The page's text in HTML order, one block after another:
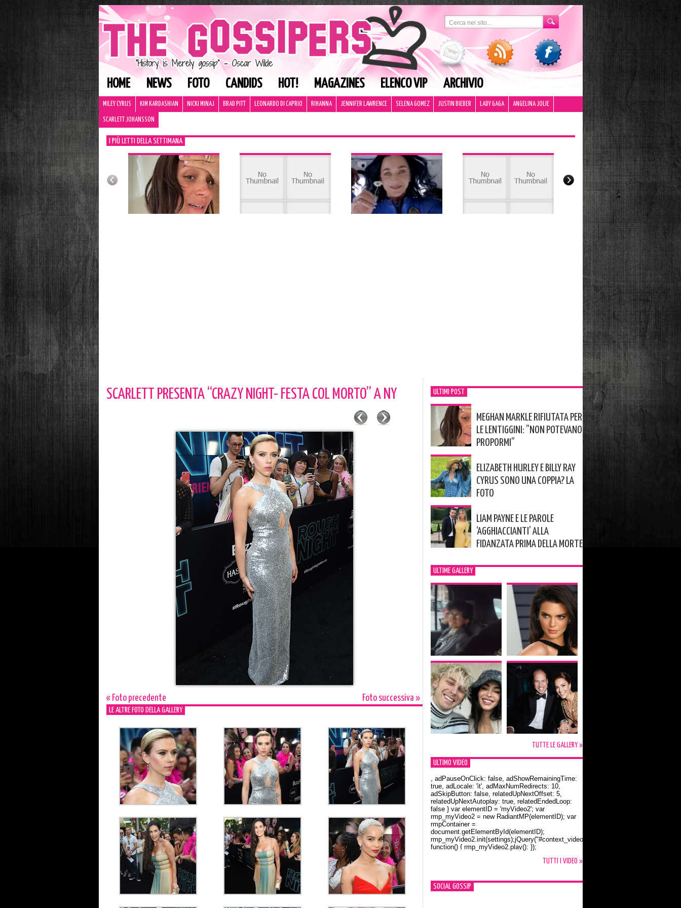
HOME NEWS FOTO CANDIDS HOT! MAGAZINES ELENCO VIP ARCHIVIO
MILEY CYRUS KIM KARDASHIAN NICKI MINAJ BRAD PITT LEONARDO DI CAPRIO RIHANNA JENNIFER LAWRENCE SELENA GOMEZ JUSTIN BIEBER LADY GAGA ANGELINA JOLIE
SCARLETT JOHANSSON
I PIÙ LETTI DELLA SETTIMANA
SCARLETT PRESENTA “CRAZY NIGHT- FESTA COL MORTO” A NY
« Foto precedente Foto successiva »
LE ALTRE FOTO DELLA GALLERY
ULTIMI POST
MEGHAN MARKLE RIFIUTATA PER
LE LENTIGGINI: ”NON POTEVANO
PROPORMI”
ELIZABETH HURLEY E BILLY RAY
CYRUS SONO UNA COPPIA? LA
FOTO
LIAM PAYNE E LE PAROLE
‘AGGHIACCIANTI’ ALLA
FIDANZATA PRIMA DELLA MORTE
ULTIME GALLERY
TUTTE LE GALLERY »
ULTIMO VIDEO
Orlando Bloom e la t-shirt dedicata a Flynn
, adPauseOnClick: false, adShowRemainingTime:
true, adLocale: 'it', adMaxNumRedirects: 10,
adSkipButton: false, relatedUpNextOffset: 5,
relatedUpNextAutoplay: true, relatedEndedLoop:
false } var elementID = 'myVideo2'; var
rmp_myVideo2 = new RadiantMP(elementID); var
rmpContainer =
document.getElementById(elementID);
rmp_myVideo2.init(settings);jQuery("#context_video2").one("mouseover",
function() { rmp_myVideo2.play(); });
TUTTI I VIDEO »
SOCIAL GOSSIP